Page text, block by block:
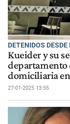
DETENIDOS DESDE
Kueider y su
domiciliaria
27-01-2025 13:55